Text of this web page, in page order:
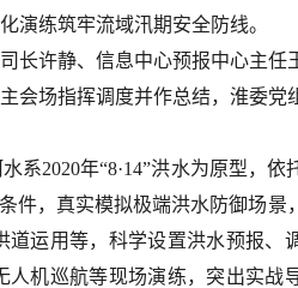
演练筑牢流域汛期安全防线。
长许静、信息中心预报中心主任
会场指挥调度并作总结，淮委党
2020年“8·14”洪水为原型，依
件，真实模拟极端洪水防御场景
运用等，科学设置洪水预报、
机巡航等现场演练，突出实战